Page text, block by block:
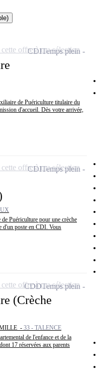
de Puériculture titulaire du
d'accueil. Dès votre arrivée,
CDITemps plein
offre à ma sélection
Puériculture pour une crèche
d'un poste en CDI. Vous
CDITemps plein
offre à ma sélection
(Crèche
- 33 - TALENCE
de l'enfance et de la
17 réservées aux parents
CDDTemps plein
offre à ma sélection